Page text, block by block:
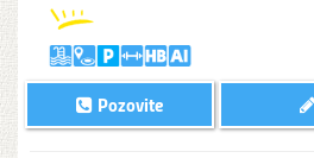
Pozovite